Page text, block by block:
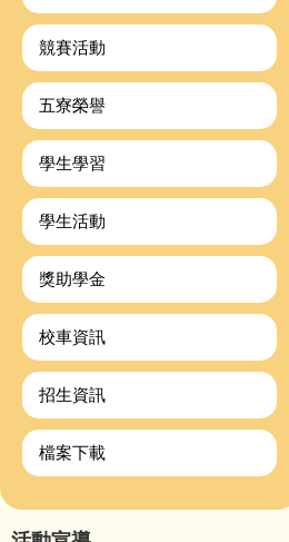
競賽活動
五寮榮譽
學生學習
學生活動
獎助學金
校車資訊
招生資訊
檔案下載